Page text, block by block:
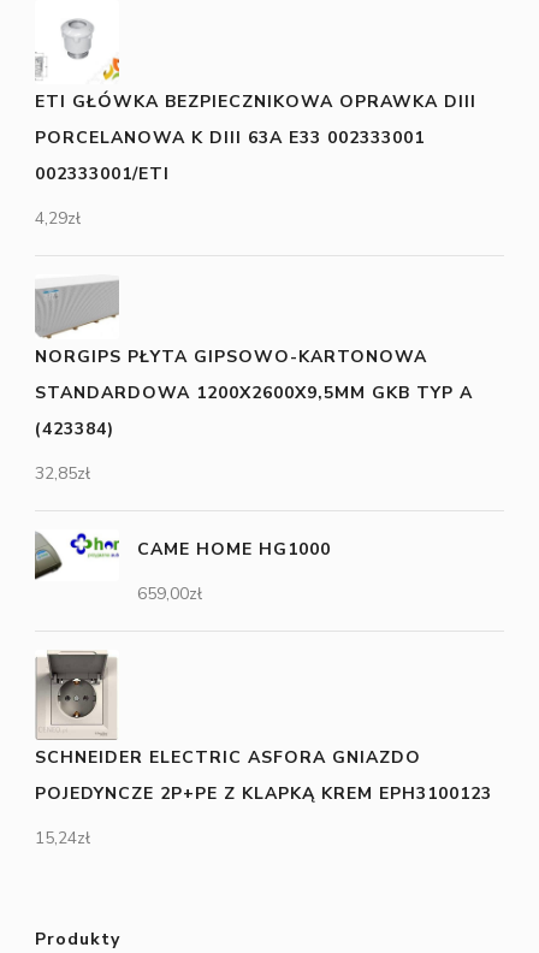
ETI GŁÓWKA BEZPIECZNIKOWA OPRAWKA DIII
PORCELANOWA K DIII 63A E33 002333001
002333001/ETI
4,29zł
NORGIPS PŁYTA GIPSOWO-KARTONOWA
STANDARDOWA 1200X2600X9,5MM GKB TYP A
(423384)
32,85zł
CAME HOME HG1000
659,00zł
SCHNEIDER ELECTRIC ASFORA GNIAZDO
POJEDYNCZE 2P+PE Z KLAPKĄ KREM EPH3100123
15,24zł
Produkty